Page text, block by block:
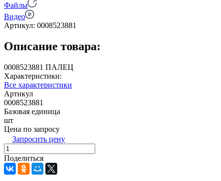
Файлы
Видео
Артикул: 0008523881
Описание товара:
0008523881 ПАЛЕЦ
Характеристики:
Все характеристики
Артикул
0008523881
Базовая единица
шт
Цена по запросу
Запросить цену
Поделиться